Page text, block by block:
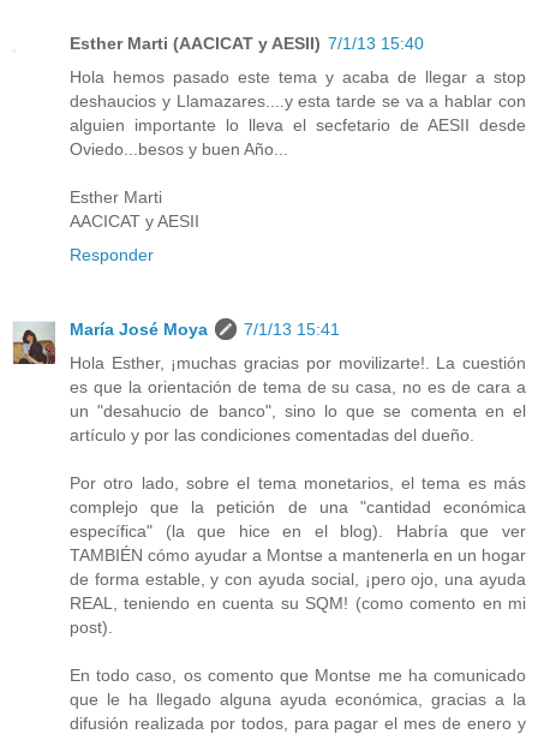
Esther Marti (AACICAT y AESII) 7/1/13 15:40
Hola hemos pasado este tema y acaba de llegar a stop
deshaucios y Llamazares....y esta tarde se va a hablar con
alguien importante lo lleva el secfetario de AESII desde
Oviedo...besos y buen Año...
Esther Marti
AACICAT y AESII
Responder
María José Moya
7/1/13 15:41
Hola Esther, ¡muchas gracias por movilizarte!. La cuestión
es que la orientación de tema de su casa, no es de cara a
un "desahucio de banco", sino lo que se comenta en el
artículo y por las condiciones comentadas del dueño.
Por otro lado, sobre el tema monetarios, el tema es más
complejo que la petición de una "cantidad económica
específica" (la que hice en el blog). Habría que ver
TAMBIÉN cómo ayudar a Montse a mantenerla en un hogar
de forma estable, y con ayuda social, ¡pero ojo, una ayuda
REAL, teniendo en cuenta su SQM! (como comento en mi
post).
En todo caso, os comento que Montse me ha comunicado
que le ha llegado alguna ayuda económica, gracias a la
difusión realizada por todos, para pagar el mes de enero y